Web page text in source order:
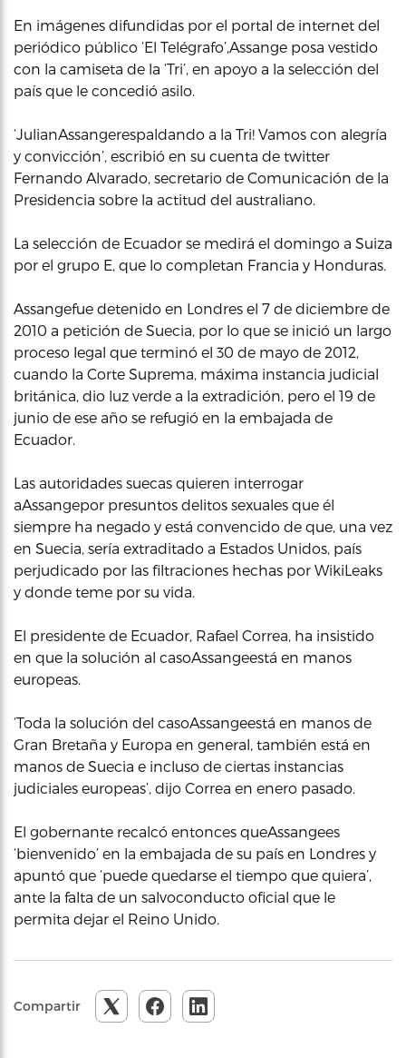
En imágenes difundidas por el portal de internet del
periódico público ‘El Telégrafo’,Assange posa vestido
con la camiseta de la ‘Tri’, en apoyo a la selección del
país que le concedió asilo.
‘JulianAssangerespaldando a la Tri! Vamos con alegría
y convicción’, escribió en su cuenta de twitter
Fernando Alvarado, secretario de Comunicación de la
Presidencia sobre la actitud del australiano.
La selección de Ecuador se medirá el domingo a Suiza
por el grupo E, que lo completan Francia y Honduras.
Assangefue detenido en Londres el 7 de diciembre de
2010 a petición de Suecia, por lo que se inició un largo
proceso legal que terminó el 30 de mayo de 2012,
cuando la Corte Suprema, máxima instancia judicial
británica, dio luz verde a la extradición, pero el 19 de
junio de ese año se refugió en la embajada de
Ecuador.
Las autoridades suecas quieren interrogar
aAssangepor presuntos delitos sexuales que él
siempre ha negado y está convencido de que, una vez
en Suecia, sería extraditado a Estados Unidos, país
perjudicado por las filtraciones hechas por WikiLeaks
y donde teme por su vida.
El presidente de Ecuador, Rafael Correa, ha insistido
en que la solución al casoAssangeestá en manos
europeas.
‘Toda la solución del casoAssangeestá en manos de
Gran Bretaña y Europa en general, también está en
manos de Suecia e incluso de ciertas instancias
judiciales europeas’, dijo Correa en enero pasado.
El gobernante recalcó entonces queAssangees
‘bienvenido’ en la embajada de su país en Londres y
apuntó que ‘puede quedarse el tiempo que quiera’,
ante la falta de un salvoconducto oficial que le
permita dejar el Reino Unido.
Compartir